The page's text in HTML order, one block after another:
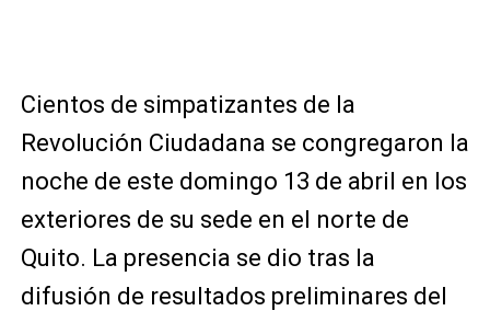
Cientos de simpatizantes de la
Revolución Ciudadana se congregaron la
noche de este domingo 13 de abril en los
exteriores de su sede en el norte de
Quito. La presencia se dio tras la
difusión de resultados preliminares del